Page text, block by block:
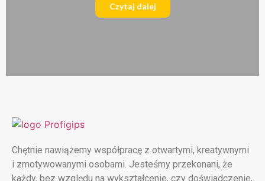
Czytaj dalej
Chętnie nawiążemy współpracę z otwartymi, kreatywnymi
i zmotywowanymi osobami. Jesteśmy przekonani, że
każdy, bez względu na wykształcenie, czy doświadczenie,